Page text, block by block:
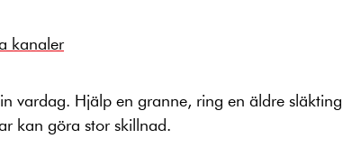
kanaler
vardag. Hjälp en granne, ring en äldre
kan göra stor skillnad.